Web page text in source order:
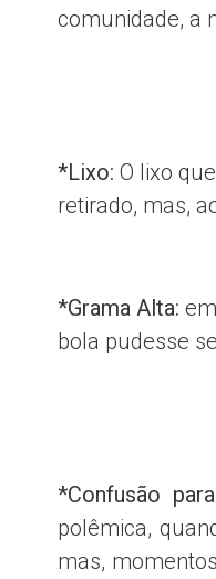
comunidade, a
*Lixo: O lixo
retirado, mas,
*Grama Alta:
bola pudesse
*Confusão
polêmica,
mas,